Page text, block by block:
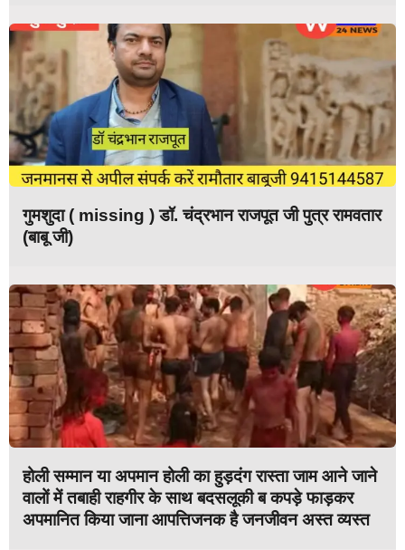
गुमशुदा ( missing ) डॉ. चंद्रभान राजपूत जी पुत्र रामवतार
(बाबू जी)
होली सम्मान या अपमान होली का हुड़दंग रास्ता जाम आने जाने
वालों में तबाही राहगीर के साथ बदसलूकी ब कपड़े फाड़कर
अपमानित किया जाना आपत्तिजनक है जनजीवन अस्त व्यस्त